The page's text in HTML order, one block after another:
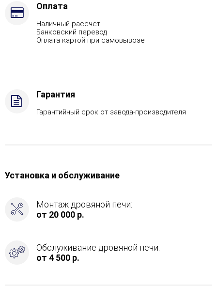
AISI
321,
топлива
Боковое
подключение
дымохода
Оплата
Наличный рассчет
Банковский перевод
Оплата картой при самовывозе
Гарантия
Гарантийный срок от завода-производителя
Установка и обслуживание
Монтаж дровяной печи:
от 20 000 р.
Обслуживание дровяной печи:
от 4 500 р.